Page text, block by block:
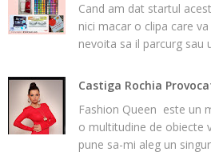
Cand am dat startul
nici macar o clipa care
nevoita sa il parcurg sau
Castiga Rochia
Fashion Queen este un
o multitudine de obiecte
pune sa-mi aleg un